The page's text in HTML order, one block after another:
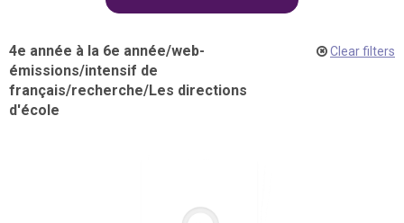
4e année à la 6e année/web-
émissions/intensif de
français/recherche/Les directions
d'école
Clear filters